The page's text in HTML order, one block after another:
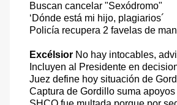
Buscan cancelar "Sexódromo"
‘Dónde está mi hijo, plagiarios´
Policía recupera 2 favelas de
Excélsior No hay intocables,
Incluyen al Presidente en
Juez define hoy situación de
Captura de Gordillo suma